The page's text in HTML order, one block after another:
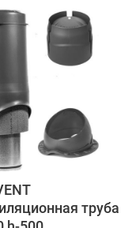
труба